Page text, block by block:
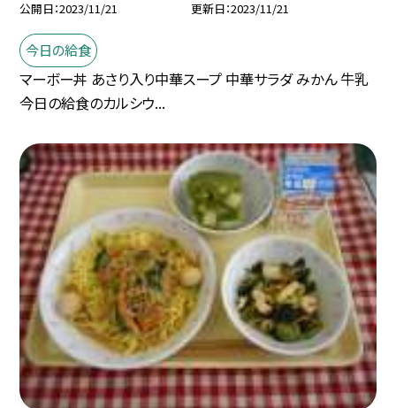
公開日 2023/11/21 更新日 2023/11/21
今日の給食
マーボー丼 あさり入り中華スープ 中華サラダ みかん 牛乳
今日の給食のカルシウ...